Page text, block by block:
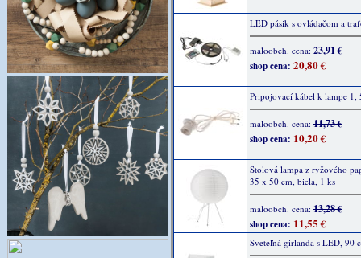
LED pásik s ovládačom a
maloobch. cena:23,91 €
shop cena: 20,80 €
Pripojovací kábel k lampe 1,
maloobch. cena:11,73 €
shop cena: 10,20 €
Stolová lampa z ryžového
35 x 50 cm, biela, 1 ks
maloobch. cena:13,28 €
shop cena: 11,55 €
Sveteľná girlanda s LED, 90